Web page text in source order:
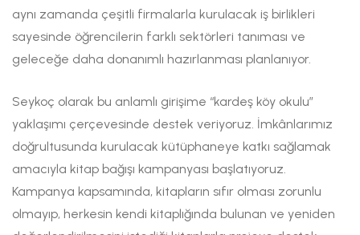
aynı zamanda çeşitli firmalarla kurulacak iş birlikleri
sayesinde öğrencilerin farklı sektörleri tanıması ve
geleceğe daha donanımlı hazırlanması planlanıyor.
Seykoç olarak bu anlamlı girişime “kardeş köy okulu”
yaklaşımı çerçevesinde destek veriyoruz. İmkânlarımız
doğrultusunda kurulacak kütüphaneye katkı sağlamak
amacıyla kitap bağışı kampanyası başlatıyoruz.
Kampanya kapsamında, kitapların sıfır olması zorunlu
olmayıp, herkesin kendi kitaplığında bulunan ve yeniden